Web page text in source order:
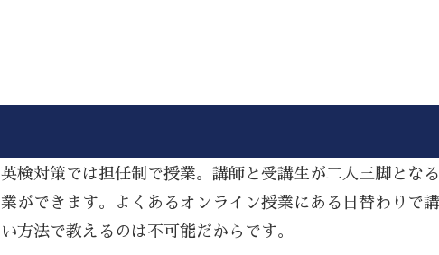
英検対策では担任制で授業。講師と受講生が二人三脚とな
業ができます。よくあるオンライン授業にある日替わりで
い方法で教えるのは不可能だからです。